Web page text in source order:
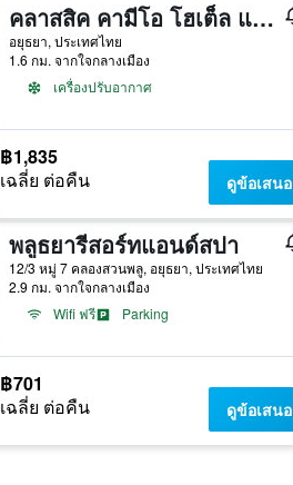
คลาสสิค คามีโอ โฮเต็ล แอนด์ เซอร์วิซ อพาร์ตเมนต์ อยุธยา
อยุธยา, ประเทศไทย
1.6 กม. จากใจกลางเมือง
เครื่องปรับอากาศ
฿1,835
เฉลี่ย ต่อคืน ดูข้อเสนอ
พลูธยารีสอร์ทแอนด์สปา
12/3 หมู่ 7 คลองสวนพลู, อยุธยา, ประเทศไทย
2.9 กม. จากใจกลางเมือง
Wifi ฟรี
Parking
฿701
เฉลี่ย ต่อคืน ดูข้อเสนอ